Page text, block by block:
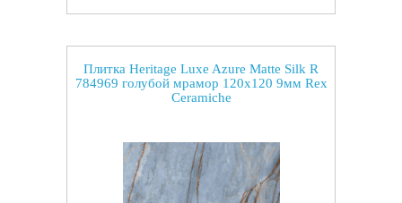
Плитка Heritage Luxe Azure Matte Silk R
784969 голубой мрамор 120x120 9мм Rex
Ceramiche